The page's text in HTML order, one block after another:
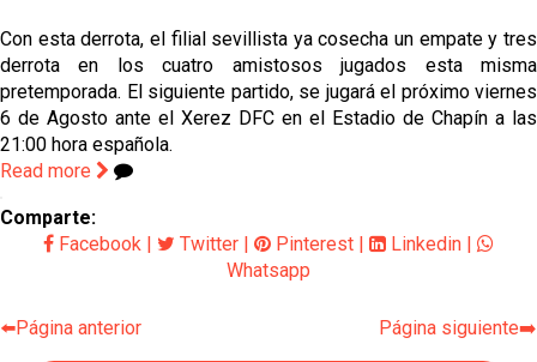
Con esta derrota, el filial sevillista ya cosecha un empate y tres
derrota en los cuatro amistosos jugados esta misma
pretemporada. El siguiente partido, se jugará el próximo viernes
6 de Agosto ante el Xerez DFC en el Estadio de Chapín a las
21:00 hora española.
Read more
Comparte:
Facebook | Twitter | Pinterest | Linkedin |
Whatsapp
⬅️Página anterior Página siguiente➡️